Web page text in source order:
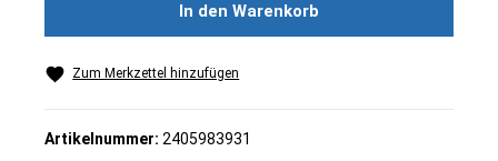
In den Warenkorb
Zum Merkzettel hinzufügen
Artikelnummer: 2405983931